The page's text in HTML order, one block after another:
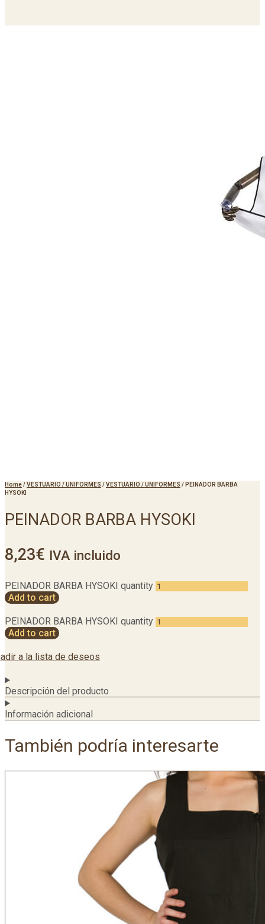
Home/VESTUARIO / UNIFORMES /VESTUARIO / UNIFORMES / PEINADOR BARBA
HYSOKI
PEINADOR BARBA HYSOKI
8,23€ IVA incluido
PEINADOR BARBA HYSOKI quantity
Add to cart
PEINADOR BARBA HYSOKI quantity
Add to cart
a la lista de deseos
Descripción del producto
Información adicional
También podría interesarte